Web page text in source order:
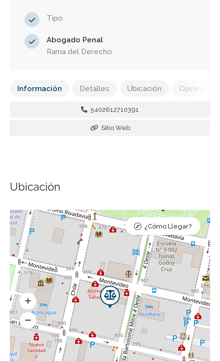
Tipo
Abogado Penal
Rama del Derecho
Información Detalles Ubicación Opiniones
5402612710391
Sitio Web
Ubicación
¿Cómo Llegar?